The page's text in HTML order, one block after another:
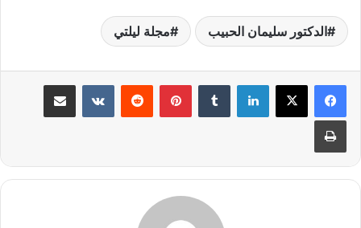
الدكتور سليمان الحبيب مجلة ليلتي
لينكدإن بينتيريست مشاركة عبر البريد
طباعة